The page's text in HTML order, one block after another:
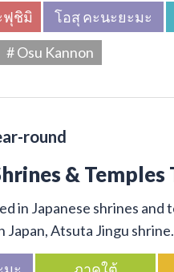
ฟุชิมิ โอสุ คะนะยะมะ
# Osu Kannon
round
& Temples
in Japanese shrines
Japan, Atsuta Jingu